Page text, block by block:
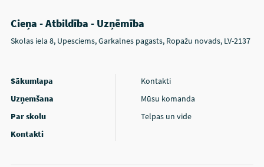
Cieņa - Atbildība - Uzņēmība
Skolas iela 8, Upesciems, Garkalnes pagasts, Ropažu novads, LV-2137
Sākumlapa
Uzņemšana
Par skolu
Kontakti
Kontakti
Mūsu komanda
Telpas un vide